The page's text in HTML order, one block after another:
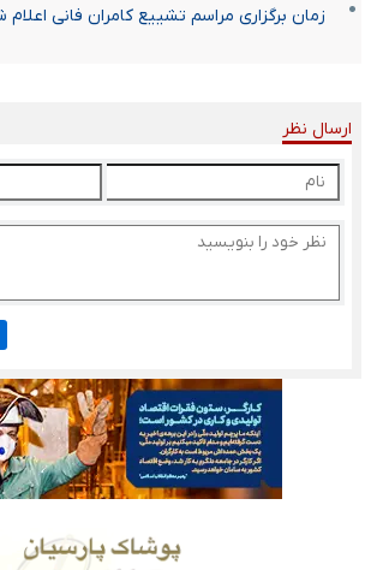
زمان برگزاری مراسم تشییع کامران فانی اعلام
ارسال نظر